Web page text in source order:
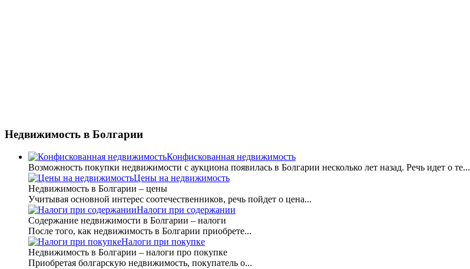
Недвижимость в Болгарии
Конфискованная недвижимость
Возможность покупки недвижимости с аукциона появилась в Болгарии несколько лет назад. Речь идет о те...
Цены на недвижимость
Недвижимость в Болгарии – цены
Учитывая основной интерес соотечественников, речь пойдет о цена...
Налоги при содержании
Содержание недвижимости в Болгарии – налоги
После того, как недвижимость в Болгарии приобрете...
Налоги при покупке
Недвижимость в Болгарии – налоги про покупке
Приобретая болгарскую недвижимость, покупатель о...